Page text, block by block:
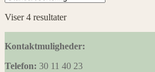
Viser 4 resultater
Kontaktmuligheder:
Telefon: 30 11 40 23